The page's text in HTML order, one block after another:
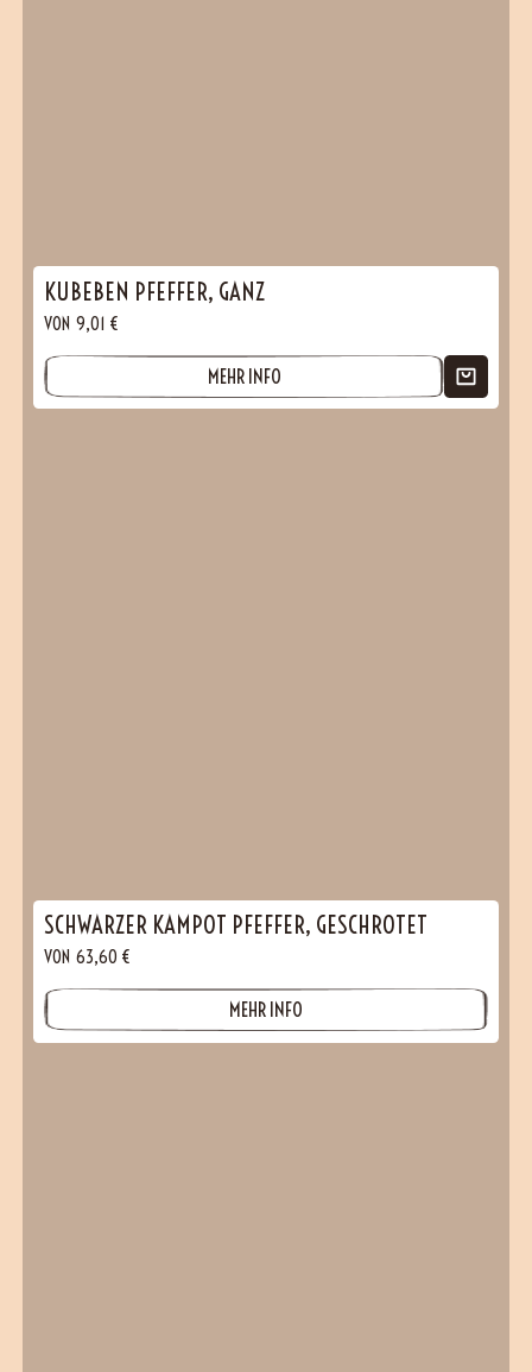
(25 Bewertungen)
KUBEBEN PFEFFER, GANZ
VON 9,01 €
MEHR INFO
SCHWARZER KAMPOT PFEFFER, GESCHROTET
VON 63,60 €
MEHR INFO